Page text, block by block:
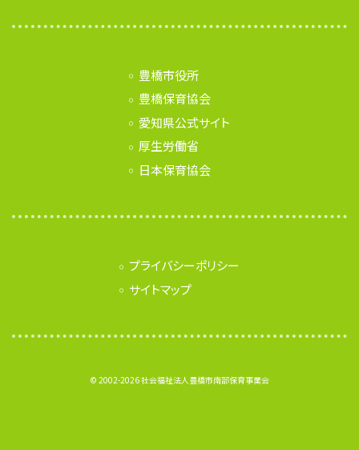
豊橋市役所
豊橋保育協会
愛知県公式サイト
厚生労働省
日本保育協会
プライバシーポリシー
サイトマップ
© 2002-2026 社会福祉法人豊橋市南部保育事業会